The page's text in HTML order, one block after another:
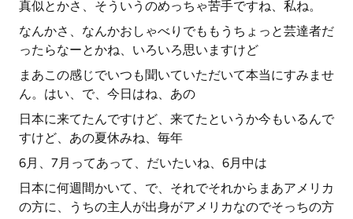
真似とかさ、そういうのめっちゃ苦手ですね、私ね。
なんかさ、なんかおしゃべりでももうちょっと芸達者だ
ったらなーとかね、いろいろ思いますけど
まあこの感じでいつも聞いていただいて本当にすみませ
ん。はい、で、今日はね、あの
日本に来てたんですけど、来てたというか今もいるんで
すけど、あの夏休みね、毎年
6月、7月ってあって、だいたいね、6月中は
日本に何週間かいて、で、それでそれからまあアメリカ
の方に、うちの主人が出身がアメリカなのでそっちの方